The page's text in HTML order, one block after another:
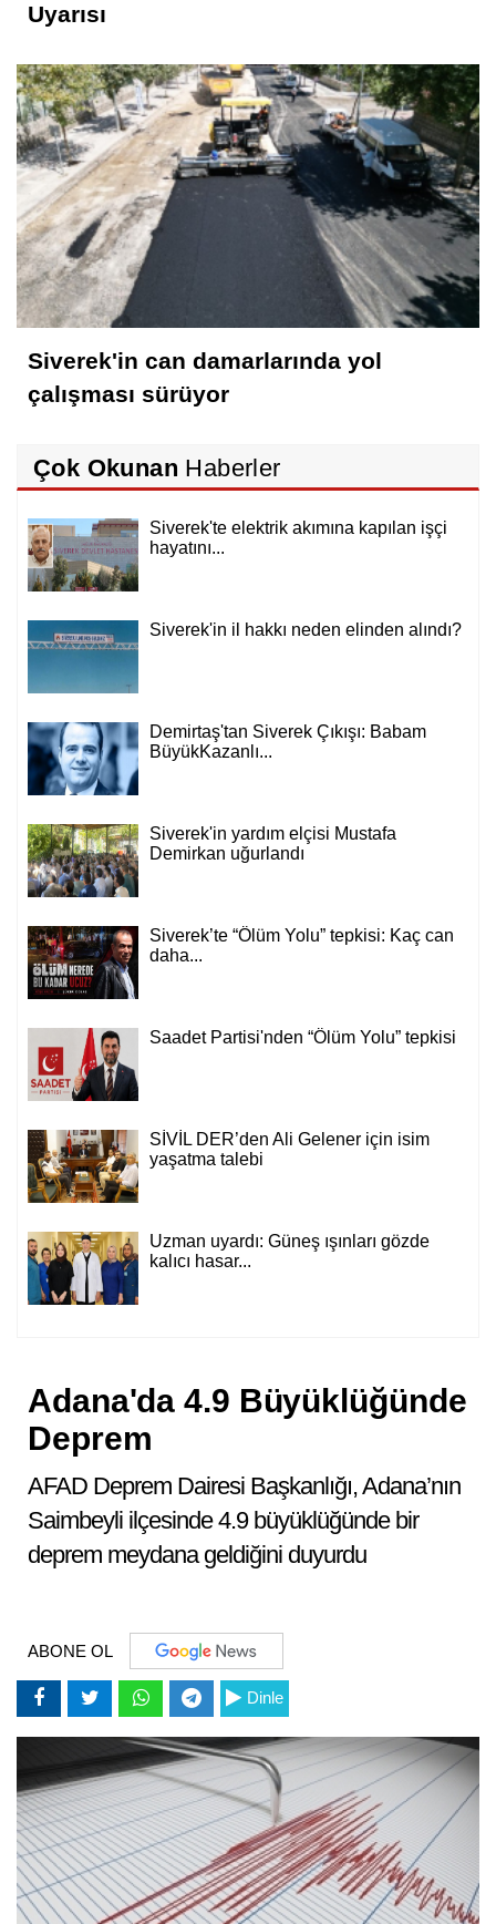
Uyarısı
Siverek'in can damarlarında yol
çalışması sürüyor
Çok Okunan Haberler
Siverek'te elektrik akımına kapılan işçi
hayatını...
Siverek'in il hakkı neden elinden alındı?
Demirtaş'tan Siverek Çıkışı: Babam
BüyükKazanlı...
Siverek'in yardım elçisi Mustafa
Demirkan uğurlandı
Siverek’te “Ölüm Yolu” tepkisi: Kaç can
daha...
Saadet Partisi'nden “Ölüm Yolu” tepkisi
SİVİL DER’den Ali Gelener için isim
yaşatma talebi
Uzman uyardı: Güneş ışınları gözde
kalıcı hasar...
Adana'da 4.9 Büyüklüğünde
Deprem
AFAD Deprem Dairesi Başkanlığı, Adana’nın
Saimbeyli ilçesinde 4.9 büyüklüğünde bir
deprem meydana geldiğini duyurdu
ABONE OL
Dinle